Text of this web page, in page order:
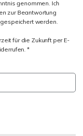
genommen. Ich
zur Beantwortung
werden.
für die Zukunft per E-
*